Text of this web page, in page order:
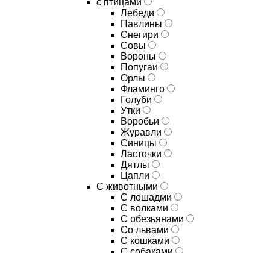
с птицами
Лебеди
Павлины
Снегири
Совы
Вороны
Попугаи
Орлы
Фламинго
Голуби
Утки
Воробьи
Журавли
Синицы
Ласточки
Дятлы
Цапли
С животными
С лошадми
С волками
С обезьянами
Со львами
С кошками